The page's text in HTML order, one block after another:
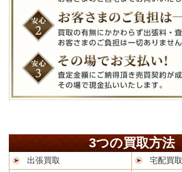
3つの買取方法
出張買取
宅配買取